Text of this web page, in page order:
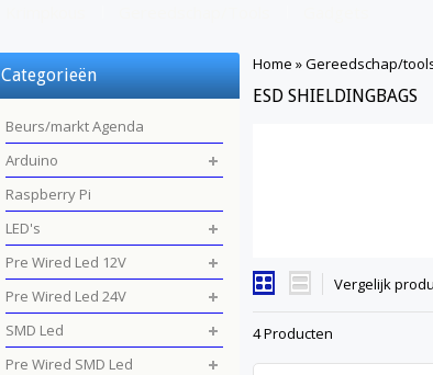
Home »Gereedschap/
ESD SHIELDINGBAGS
Vergelijk
4 Producten
Categorieën
Beurs/markt Agenda
Arduino
Raspberry Pi
LED's
Pre Wired Led 12V
Pre Wired Led 24V
SMD Led
Pre Wired SMD Led